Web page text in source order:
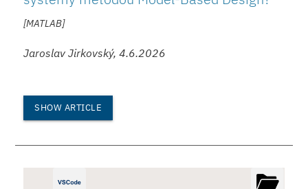
[MATLAB]
Jaroslav Jirkovský, 4.6.2026
SHOW ARTICLE